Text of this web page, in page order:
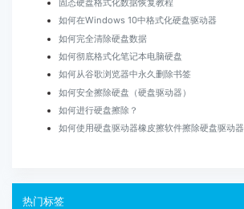
固态硬盘格式化数据恢复教程
如何在Windows 10中格式化硬盘驱动器
如何完全清除硬盘数据
如何彻底格式化笔记本电脑硬盘
如何从谷歌浏览器中永久删除书签
如何安全擦除硬盘（硬盘驱动器）
如何进行硬盘擦除？
如何使用硬盘驱动器橡皮擦软件擦除硬盘驱动器
热门标签